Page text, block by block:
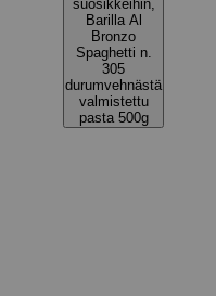
suosikkeihin,
Barilla Al
Bronzo
Spaghetti n.
305
durumvehnästä
valmistettu
pasta 500g